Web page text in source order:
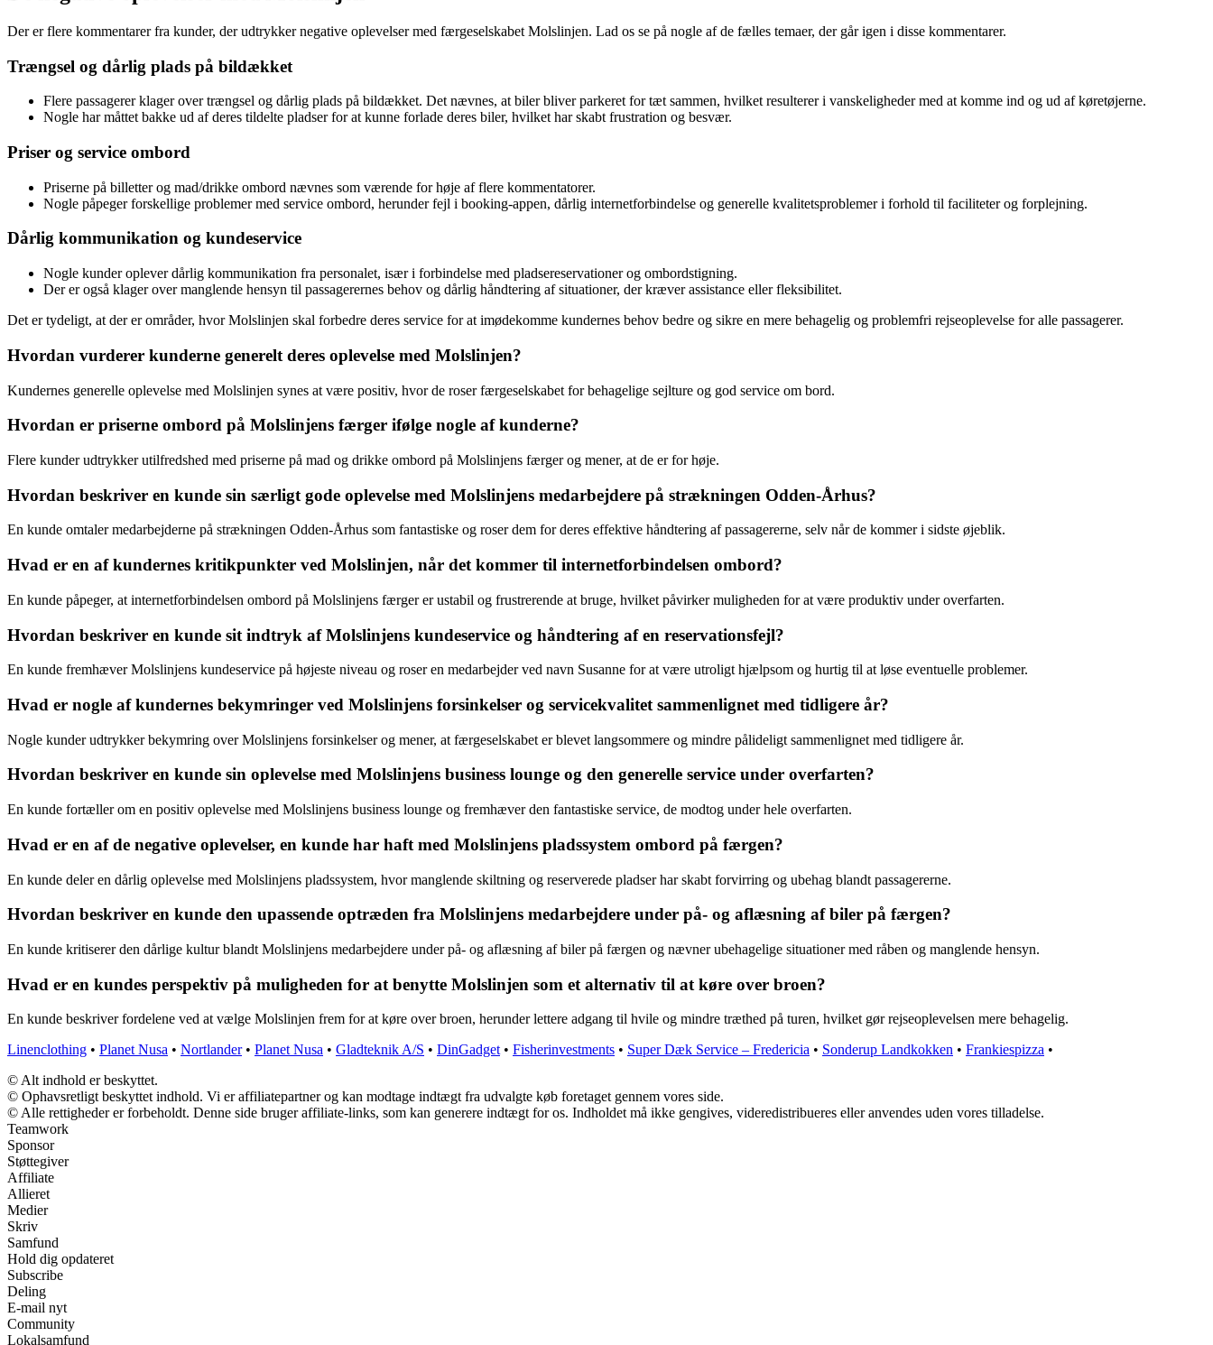
Der er flere kommentarer fra kunder, der udtrykker negative oplevelser med færgeselskabet Molslinjen. Lad os se på nogle af de fælles temaer, der går igen i disse kommentarer.
Trængsel og dårlig plads på bildækket
Flere passagerer klager over trængsel og dårlig plads på bildækket. Det nævnes, at biler bliver parkeret for tæt sammen, hvilket resulterer i vanskeligheder med at komme ind og ud af køretøjerne.
Nogle har måttet bakke ud af deres tildelte pladser for at kunne forlade deres biler, hvilket har skabt frustration og besvær.
Priser og service ombord
Priserne på billetter og mad/drikke ombord nævnes som værende for høje af flere kommentatorer.
Nogle påpeger forskellige problemer med service ombord, herunder fejl i booking-appen, dårlig internetforbindelse og generelle kvalitetsproblemer i forhold til faciliteter og forplejning.
Dårlig kommunikation og kundeservice
Nogle kunder oplever dårlig kommunikation fra personalet, især i forbindelse med pladsereservationer og ombordstigning.
Der er også klager over manglende hensyn til passagerernes behov og dårlig håndtering af situationer, der kræver assistance eller fleksibilitet.
Det er tydeligt, at der er områder, hvor Molslinjen skal forbedre deres service for at imødekomme kundernes behov bedre og sikre en mere behagelig og problemfri rejseoplevelse for alle passagerer.
Hvordan vurderer kunderne generelt deres oplevelse med Molslinjen?
Kundernes generelle oplevelse med Molslinjen synes at være positiv, hvor de roser færgeselskabet for behagelige sejlture og god service om bord.
Hvordan er priserne ombord på Molslinjens færger ifølge nogle af kunderne?
Flere kunder udtrykker utilfredshed med priserne på mad og drikke ombord på Molslinjens færger og mener, at de er for høje.
Hvordan beskriver en kunde sin særligt gode oplevelse med Molslinjens medarbejdere på strækningen Odden-Århus?
En kunde omtaler medarbejderne på strækningen Odden-Århus som fantastiske og roser dem for deres effektive håndtering af passagererne, selv når de kommer i sidste øjeblik.
Hvad er en af kundernes kritikpunkter ved Molslinjen, når det kommer til internetforbindelsen ombord?
En kunde påpeger, at internetforbindelsen ombord på Molslinjens færger er ustabil og frustrerende at bruge, hvilket påvirker muligheden for at være produktiv under overfarten.
Hvordan beskriver en kunde sit indtryk af Molslinjens kundeservice og håndtering af en reservationsfejl?
En kunde fremhæver Molslinjens kundeservice på højeste niveau og roser en medarbejder ved navn Susanne for at være utroligt hjælpsom og hurtig til at løse eventuelle problemer.
Hvad er nogle af kundernes bekymringer ved Molslinjens forsinkelser og servicekvalitet sammenlignet med tidligere år?
Nogle kunder udtrykker bekymring over Molslinjens forsinkelser og mener, at færgeselskabet er blevet langsommere og mindre pålideligt sammenlignet med tidligere år.
Hvordan beskriver en kunde sin oplevelse med Molslinjens business lounge og den generelle service under overfarten?
En kunde fortæller om en positiv oplevelse med Molslinjens business lounge og fremhæver den fantastiske service, de modtog under hele overfarten.
Hvad er en af de negative oplevelser, en kunde har haft med Molslinjens pladssystem ombord på færgen?
En kunde deler en dårlig oplevelse med Molslinjens pladssystem, hvor manglende skiltning og reserverede pladser har skabt forvirring og ubehag blandt passagererne.
Hvordan beskriver en kunde den upassende optræden fra Molslinjens medarbejdere under på- og aflæsning af biler på færgen?
En kunde kritiserer den dårlige kultur blandt Molslinjens medarbejdere under på- og aflæsning af biler på færgen og nævner ubehagelige situationer med råben og manglende hensyn.
Hvad er en kundes perspektiv på muligheden for at benytte Molslinjen som et alternativ til at køre over broen?
En kunde beskriver fordelene ved at vælge Molslinjen frem for at køre over broen, herunder lettere adgang til hvile og mindre træthed på turen, hvilket gør rejseoplevelsen mere behagelig.
Linenclothing • Planet Nusa • Nortlander• Planet Nusa • Gladteknik A/S • DinGadget• Fisherinvestments • Super Dæk Service – Fredericia • Sonderup Landkokken • Frankiespizza •
© Alt indhold er beskyttet.
© Ophavsretligt beskyttet indhold. Vi er affiliatepartner og kan modtage indtægt fra udvalgte køb foretaget gennem vores side.
© Alle rettigheder er forbeholdt. Denne side bruger affiliate-links, som kan generere indtægt for os. Indholdet må ikke gengives, videredistribueres eller anvendes uden vores tilladelse.
Teamwork
Sponsor
Støttegiver
Affiliate
Allieret
Medier
Skriv
Samfund
Hold dig opdateret
Subscribe
Deling
E-mail nyt
Community
Lokalsamfund